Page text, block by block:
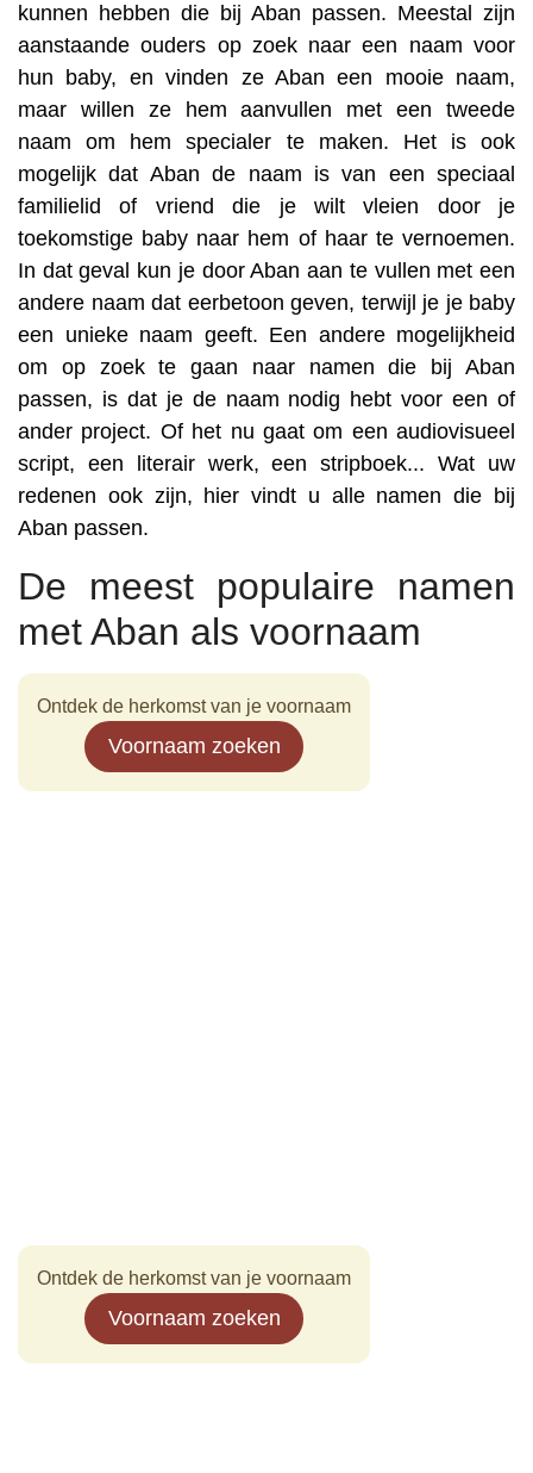
kunnen hebben die bij Aban passen. Meestal zijn
aanstaande ouders op zoek naar een naam voor
hun baby, en vinden ze Aban een mooie naam,
maar willen ze hem aanvullen met een tweede
naam om hem specialer te maken. Het is ook
mogelijk dat Aban de naam is van een speciaal
familielid of vriend die je wilt vleien door je
toekomstige baby naar hem of haar te vernoemen.
In dat geval kun je door Aban aan te vullen met een
andere naam dat eerbetoon geven, terwijl je je baby
een unieke naam geeft. Een andere mogelijkheid
om op zoek te gaan naar namen die bij Aban
passen, is dat je de naam nodig hebt voor een of
ander project. Of het nu gaat om een audiovisueel
script, een literair werk, een stripboek... Wat uw
redenen ook zijn, hier vindt u alle namen die bij
Aban passen.
De meest populaire namen
met Aban als voornaam
Ontdek de herkomst van je voornaam
Voornaam zoeken
Ontdek de herkomst van je voornaam
Voornaam zoeken